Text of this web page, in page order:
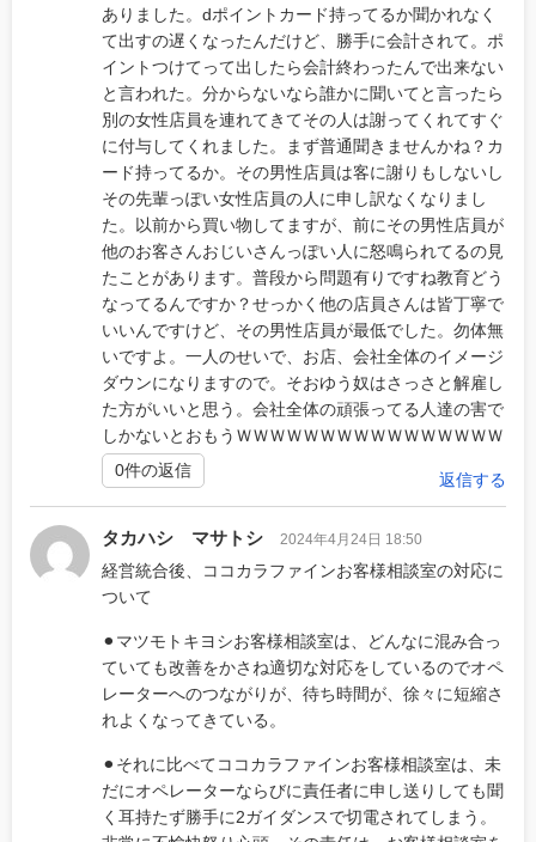
ありました。dポイントカード持ってるか聞かれなく
て出すの遅くなったんだけど、勝手に会計されて。ポ
イントつけてって出したら会計終わったんで出来ない
と言われた。分からないなら誰かに聞いてと言ったら
別の女性店員を連れてきてその人は謝ってくれてすぐ
に付与してくれました。まず普通聞きませんかね？カ
ード持ってるか。その男性店員は客に謝りもしないし
その先輩っぽい女性店員の人に申し訳なくなりまし
た。以前から買い物してますが、前にその男性店員が
他のお客さんおじいさんっぽい人に怒鳴られてるの見
たことがあります。普段から問題有りですね教育どう
なってるんですか？せっかく他の店員さんは皆丁寧で
いいんですけど、その男性店員が最低でした。勿体無
いですよ。一人のせいで、お店、会社全体のイメージ
ダウンになりますので。そおゆう奴はさっさと解雇し
た方がいいと思う。会社全体の頑張ってる人達の害で
しかないとおもうＷＷＷＷＷＷＷＷＷＷＷＷＷＷＷＷ
返信する
0件の返信
タカハシ マサトシ 2024年4月24日 18:50
経営統合後、ココカラファインお客様相談室の対応に
ついて
⚫︎マツモトキヨシお客様相談室は、どんなに混み合っ
ていても改善をかさね適切な対応をしているのでオペ
レーターへのつながりが、待ち時間が、徐々に短縮さ
れよくなってきている。
⚫︎それに比べてココカラファインお客様相談室は、未
だにオペレーターならびに責任者に申し送りしても聞
く耳持たず勝手に2ガイダンスで切電されてしまう。